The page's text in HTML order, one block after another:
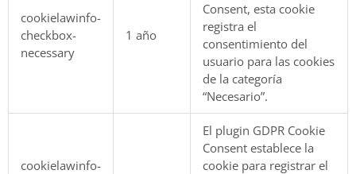
cookielawinfo-
checkbox-
necessary
1 año
Consent, esta cookie
registra el
consentimiento del
usuario para las cookies
de la categoría
“Necesario”.
cookielawinfo-
El plugin GDPR Cookie
Consent establece la
cookie para registrar el